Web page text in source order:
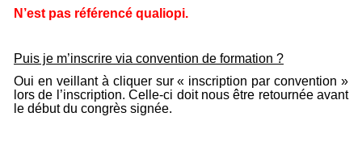
N’est pas référencé qualiopi.
Puis je m’inscrire via convention de formation ?
Oui en veillant à cliquer sur « inscription par convention »
lors de l’inscription. Celle-ci doit nous être retournée avant
le début du congrès signée.